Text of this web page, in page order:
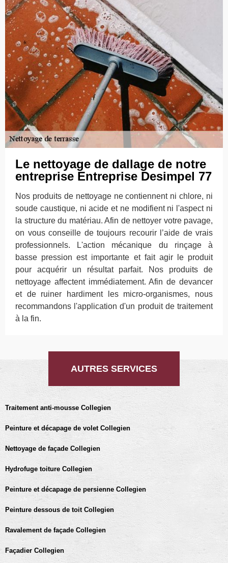
Le nettoyage de dallage de notre
entreprise Entreprise Desimpel 77
Nos produits de nettoyage ne contiennent ni chlore, ni
soude caustique, ni acide et ne modifient ni l'aspect ni
la structure du matériau. Afin de nettoyer votre pavage,
on vous conseille de toujours recourir l’aide de vrais
professionnels. L'action mécanique du rinçage à
basse pression est importante et fait agir le produit
pour acquérir un résultat parfait. Nos produits de
nettoyage affectent immédiatement. Afin de devancer
et de ruiner hardiment les micro-organismes, nous
recommandons l'application d'un produit de traitement
à la fin.
AUTRES SERVICES
Traitement anti-mousse Collegien
Peinture et décapage de volet Collegien
Nettoyage de façade Collegien
Hydrofuge toiture Collegien
Peinture et décapage de persienne Collegien
Peinture dessous de toit Collegien
Ravalement de façade Collegien
Façadier Collegien